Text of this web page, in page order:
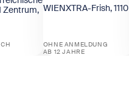
Zentrum, WIENXTRA-Frish, 1110
OHNE ANMELDUNG
AB 12 JAHRE